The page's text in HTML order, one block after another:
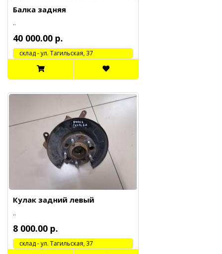
Балка задняя
..
40 000.00 р.
cклад - ул. Тагильская, 37
Кулак задний левый
..
8 000.00 р.
cклад - ул. Тагильская, 37